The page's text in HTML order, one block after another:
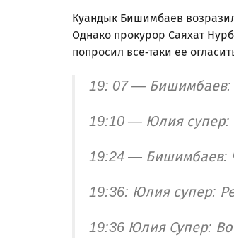
Куандык Бишимбаев
Однако прокурор Саяхат
попросил все-таки ее
19: 07 — Бишимбаев:
19:10 — Юлия супер:
19:24 — Бишимбаев:
19:36: Юлия супер:
19:36 Юлия Супер: Во